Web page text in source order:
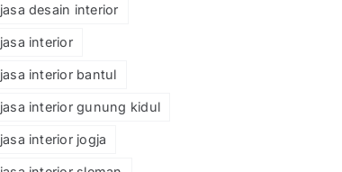
jasa desain interior
jasa interior
jasa interior bantul
jasa interior gunung kidul
jasa interior jogja